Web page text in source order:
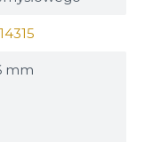
mm